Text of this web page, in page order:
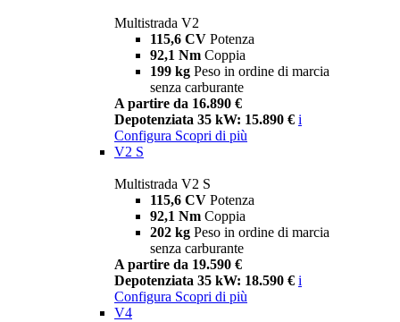
Multistrada V2
115,6 CV Potenza
92,1 Nm Coppia
199 kg Peso in ordine di marcia
senza carburante
A partire da 16.890 €
Depotenziata 35 kW: 15.890 € i
Configura Scopri di più
V2 S
Multistrada V2 S
115,6 CV Potenza
92,1 Nm Coppia
202 kg Peso in ordine di marcia
senza carburante
A partire da 19.590 €
Depotenziata 35 kW: 18.590 € i
Configura Scopri di più
V4